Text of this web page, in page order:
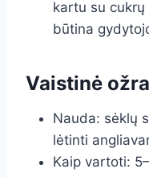
kartu su
būtina
Vaistinė
Nauda: sėklų
lėtinti
Kaip vartoti: